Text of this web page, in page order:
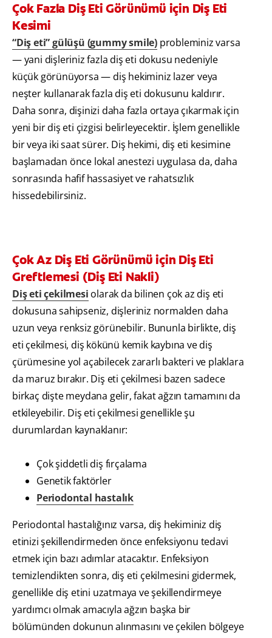
Çok Fazla Diş Eti Görünümü için Diş Eti
Kesimi
“Diş eti” gülüşü (gummy smile) probleminiz varsa
— yani dişleriniz fazla diş eti dokusu nedeniyle
küçük görünüyorsa — diş hekiminiz lazer veya
neşter kullanarak fazla diş eti dokusunu kaldırır.
Daha sonra, dişinizi daha fazla ortaya çıkarmak için
yeni bir diş eti çizgisi belirleyecektir. İşlem genellikle
bir veya iki saat sürer. Diş hekimi, diş eti kesimine
başlamadan önce lokal anestezi uygulasa da, daha
sonrasında hafif hassasiyet ve rahatsızlık
hissedebilirsiniz.
Çok Az Diş Eti Görünümü için Diş Eti
Greftlemesi (Diş Eti Nakli)
Diş eti çekilmesi olarak da bilinen çok az diş eti
dokusuna sahipseniz, dişleriniz normalden daha
uzun veya renksiz görünebilir. Bununla birlikte, diş
eti çekilmesi, diş kökünü kemik kaybına ve diş
çürümesine yol açabilecek zararlı bakteri ve plaklara
da maruz bırakır. Diş eti çekilmesi bazen sadece
birkaç dişte meydana gelir, fakat ağzın tamamını da
etkileyebilir. Diş eti çekilmesi genellikle şu
durumlardan kaynaklanır:
Çok şiddetli diş fırçalama
Genetik faktörler
Periodontal hastalık
Periodontal hastalığınız varsa, diş hekiminiz diş
etinizi şekillendirmeden önce enfeksiyonu tedavi
etmek için bazı adımlar atacaktır. Enfeksiyon
temizlendikten sonra, diş eti çekilmesini gidermek,
genellikle diş etini uzatmaya ve şekillendirmeye
yardımcı olmak amacıyla ağzın başka bir
bölümünden dokunun alınmasını ve çekilen bölgeye